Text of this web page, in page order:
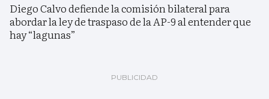
Diego Calvo defiende la comisión bilateral para
abordar la ley de traspaso de la AP-9 al entender que
hay “lagunas”